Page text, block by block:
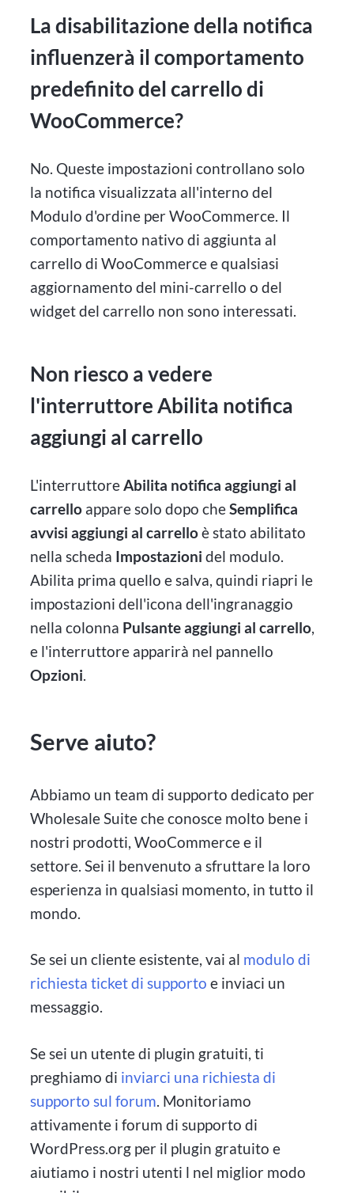
La disabilitazione della notifica
influenzerà il comportamento
predefinito del carrello di
WooCommerce?
No. Queste impostazioni controllano solo
la notifica visualizzata all'interno del
Modulo d'ordine per WooCommerce. Il
comportamento nativo di aggiunta al
carrello di WooCommerce e qualsiasi
aggiornamento del mini-carrello o del
widget del carrello non sono interessati.
Non riesco a vedere
l'interruttore Abilita notifica
aggiungi al carrello
L'interruttoreAbilita notifica aggiungi al
carrello appare solo dopo cheSemplifica
avvisi aggiungi al carrelloè stato abilitato
nella scheda Impostazioni del modulo.
Abilita prima quello e salva, quindi riapri le
impostazioni dell'icona dell'ingranaggio
nella colonna Pulsante aggiungi al carrello,
e l'interruttore apparirà nel pannello
Opzioni.
Serve aiuto?
Abbiamo un team di supporto dedicato per
Wholesale Suite che conosce molto bene i
nostri prodotti, WooCommerce e il
settore. Sei il benvenuto a sfruttare la loro
esperienza in qualsiasi momento, in tutto il
mondo.
Se sei un cliente esistente, vai al modulo di
richiesta ticket di supporto e inviaci un
messaggio.
Se sei un utente di plugin gratuiti, ti
preghiamo di inviarci una richiesta di
supporto sul forum. Monitoriamo
attivamente i forum di supporto di
WordPress.org per il plugin gratuito e
aiutiamo i nostri utenti l nel miglior modo